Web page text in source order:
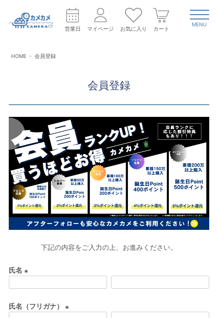
営業日 マイページ お気に入り カート
MENU
HOME 会員登録
会員登録
下記の内容をご入力の上、お進みください。
氏名
須
氏名（フリガナ）